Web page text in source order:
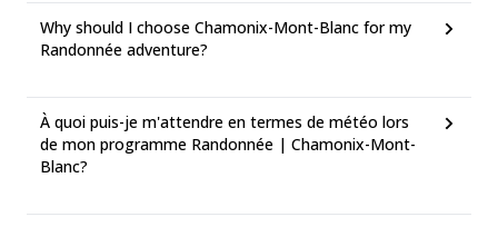
Why should I choose Chamonix-Mont-Blanc for my
Randonnée adventure?
À quoi puis-je m'attendre en termes de météo lors
de mon programme Randonnée | Chamonix-Mont-
Blanc?